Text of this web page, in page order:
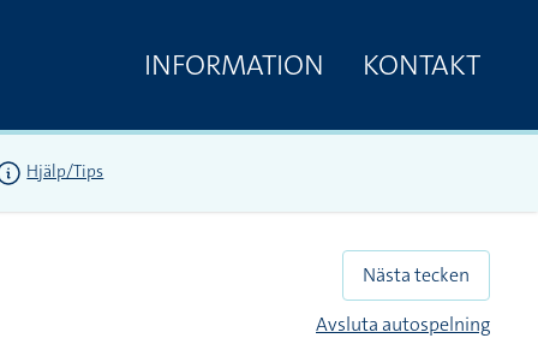
INFORMATION KONTAKT
Hjälp/Tips
Nästa tecken
Avsluta autospelning